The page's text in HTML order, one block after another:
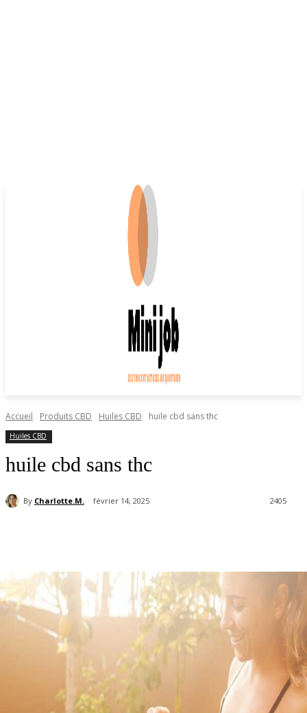
Accueil Produits CBD Huiles CBD huile cbd sans thc
Huiles CBD
huile cbd sans thc
By Charlotte.M. février 14, 2025 2405